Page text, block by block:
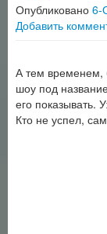
Опубликовано 6-
Добавить
А тем временем,
шоу под
его показывать.
Кто не успел,